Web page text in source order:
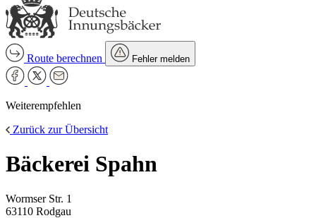
Route berechnen Fehler melden
Weiterempfehlen
Zurück zur Übersicht
Bäckerei Spahn
Wormser Str. 1
63110 Rodgau